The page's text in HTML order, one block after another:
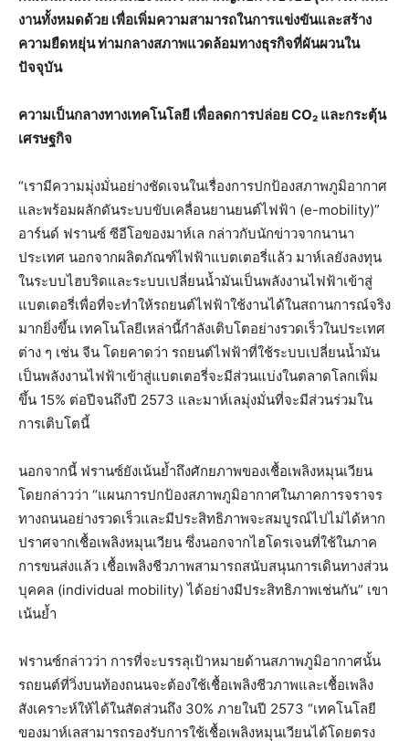
งานทั้งหมดด้วย เพื่อเพิ่มความสามารถในการแข่งขันและสร้าง
ความยืดหยุ่น ท่ามกลางสภาพแวดล้อมทางธุรกิจที่ผันผวนใน
ปัจจุบัน
ความเป็นกลางทางเทคโนโลยี เพื่อลดการปล่อย CO₂ และกระตุ้น
เศรษฐกิจ
“เรามีความมุ่งมั่นอย่างชัดเจนในเรื่องการปกป้องสภาพภูมิอากาศ
และพร้อมผลักดันระบบขับเคลื่อนยานยนต์ไฟฟ้า (e-mobility)”
อาร์นด์ ฟรานซ์ ซีอีโอของมาห์เล กล่าวกับนักข่าวจากนานา
ประเทศ นอกจากผลิตภัณฑ์ไฟฟ้าแบตเตอรี่แล้ว มาห์เลยังลงทุน
ในระบบไฮบริดและระบบเปลี่ยนน้ำมันเป็นพลังงานไฟฟ้าเข้าสู่
แบตเตอรี่เพื่อที่จะทำให้รถยนต์ไฟฟ้าใช้งานได้ในสถานการณ์จริง
มากยิ่งขึ้น เทคโนโลยีเหล่านี้กำลังเติบโตอย่างรวดเร็วในประเทศ
ต่าง ๆ เช่น จีน โดยคาดว่า รถยนต์ไฟฟ้าที่ใช้ระบบเปลี่ยนน้ำมัน
เป็นพลังงานไฟฟ้าเข้าสู่แบตเตอรี่จะมีส่วนแบ่งในตลาดโลกเพิ่ม
ขึ้น 15% ต่อปีจนถึงปี 2573 และมาห์เลมุ่งมั่นที่จะมีส่วนร่วมใน
การเติบโตนี้
นอกจากนี้ ฟรานซ์ยังเน้นย้ำถึงศักยภาพของเชื้อเพลิงหมุนเวียน
โดยกล่าวว่า “แผนการปกป้องสภาพภูมิอากาศในภาคการจราจร
ทางถนนอย่างรวดเร็วและมีประสิทธิภาพจะสมบูรณ์ไปไม่ได้หาก
ปราศจากเชื้อเพลิงหมุนเวียน ซึ่งนอกจากไฮโดรเจนที่ใช้ในภาค
การขนส่งแล้ว เชื้อเพลิงชีวภาพสามารถสนับสนุนการเดินทางส่วน
บุคคล (individual mobility) ได้อย่างมีประสิทธิภาพเช่นกัน” เขา
เน้นย้ำ
ฟรานซ์กล่าวว่า การที่จะบรรลุเป้าหมายด้านสภาพภูมิอากาศนั้น
รถยนต์ที่วิ่งบนท้องถนนจะต้องใช้เชื้อเพลิงชีวภาพและเชื้อเพลิง
สังเคราะห์ให้ได้ในสัดส่วนถึง 30% ภายในปี 2573 “เทคโนโลยี
ของมาห์เลสามารถรองรับการใช้เชื้อเพลิงหมุนเวียนได้โดยตรง